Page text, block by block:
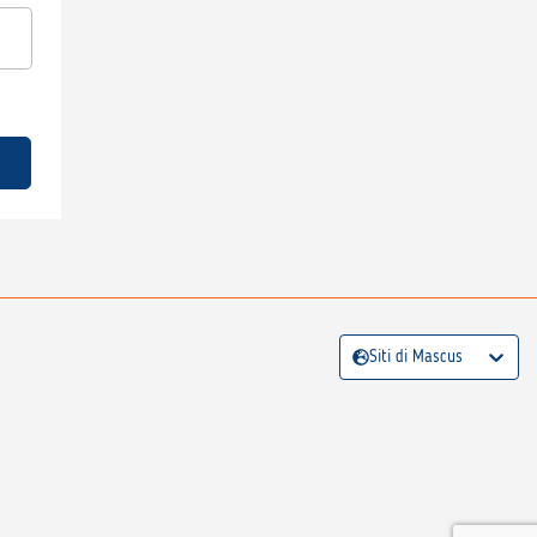
Siti di Mascus